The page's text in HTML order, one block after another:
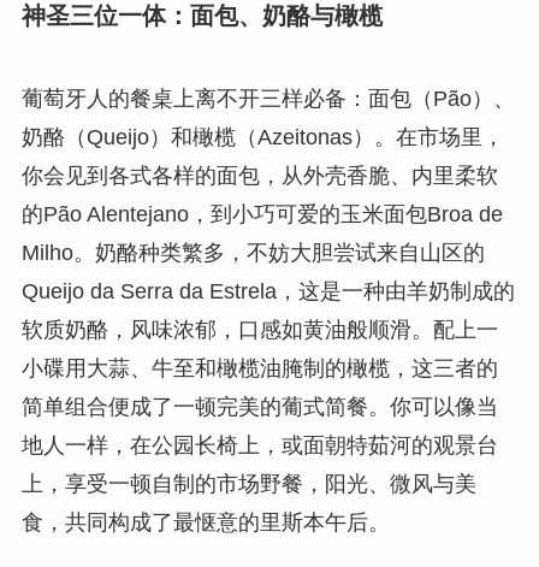
神圣三位一体：面包、奶酪与橄榄
葡萄牙人的餐桌上离不开三样必备：面包（Pão）、
奶酪（Queijo）和橄榄（Azeitonas）。在市场里，
你会见到各式各样的面包，从外壳香脆、内里柔软
的Pão Alentejano，到小巧可爱的玉米面包Broa de
Milho。奶酪种类繁多，不妨大胆尝试来自山区的
Queijo da Serra da Estrela，这是一种由羊奶制成的
软质奶酪，风味浓郁，口感如黄油般顺滑。配上一
小碟用大蒜、牛至和橄榄油腌制的橄榄，这三者的
简单组合便成了一顿完美的葡式简餐。你可以像当
地人一样，在公园长椅上，或面朝特茹河的观景台
上，享受一顿自制的市场野餐，阳光、微风与美
食，共同构成了最惬意的里斯本午后。